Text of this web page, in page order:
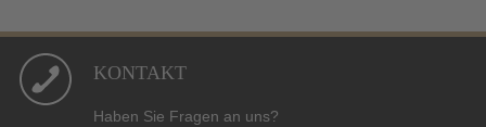
KONTAKT
Haben Sie Fragen an uns?